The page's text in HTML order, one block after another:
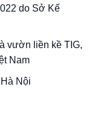
tối ưu chi
từ hợp chất
nghệ xi mạ
kết hợp với
khi cầm nắm.
do Sở Kế
vườn liền kề TIG,
Nam
Nội